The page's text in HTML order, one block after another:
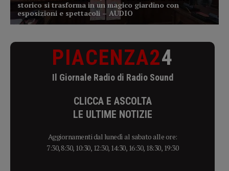
PIACENZA24
Il Giornale Radio di Radio Sound
CLICCA E ASCOLTA
LE ULTIME NOTIZIE
Aggiornamenti dal lunedì al sabato alle ore:
7:30, 8:30, 10:30, 12:30, 14:30, 16:30, 18:30, 19:30